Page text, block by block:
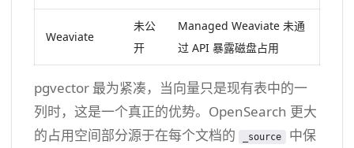
Weaviate
未公
开
Managed Weaviate 未通
过 API 暴露磁盘占用
pgvector 最为紧凑，当向量只是现有表中的一
列时，这是一个真正的优势。OpenSearch 更大
的占用空间部分源于在每个文档的
_source
中保